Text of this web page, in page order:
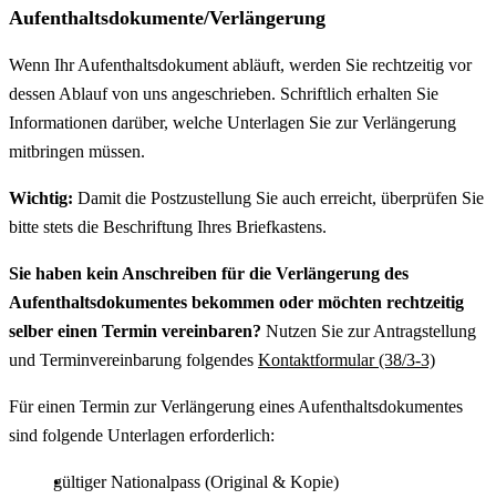
Aufenthaltsdokumente/Verlängerung
Wenn Ihr Aufenthaltsdokument abläuft, werden Sie rechtzeitig vor
dessen Ablauf von uns angeschrieben. Schriftlich erhalten Sie
Informationen darüber, welche Unterlagen Sie zur Verlängerung
mitbringen müssen.
Wichtig: Damit die Postzustellung Sie auch erreicht, überprüfen Sie
bitte stets die Beschriftung Ihres Briefkastens.
Sie haben kein Anschreiben für die Verlängerung des
Aufenthaltsdokumentes bekommen oder möchten rechtzeitig
selber einen Termin vereinbaren? Nutzen Sie zur Antragstellung
und Terminvereinbarung folgendes Kontaktformular (38/3-3)
Für einen Termin zur Verlängerung eines Aufenthaltsdokumentes
sind folgende Unterlagen erforderlich:
gültiger Nationalpass (Original & Kopie)